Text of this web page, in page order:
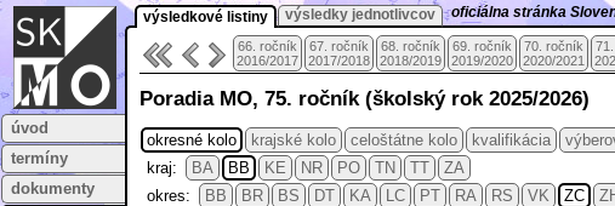
úvod
termíny
dokumenty
výsledkové listiny výsledky jednotlivcov oficiálna stránka
66. ročník
2016/2017
67. ročník
2017/2018
68. ročník
2018/2019
69. ročník
2019/2020
70. ročník
2020/2021
Poradia MO, 75. ročník (školský rok 2025/2026)
okresné kolo krajské kolo celoštátne kolo kvalifikácia
kraj:
BA BB KE NR PO TN TT
ZA
okres:
BB BR BS DT KA LC PT RA RS VK ZC